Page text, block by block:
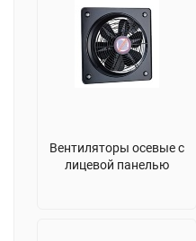
Вентиляторы осевые с
лицевой панелью